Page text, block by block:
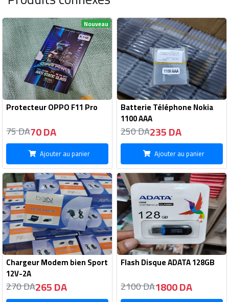
Nouveau
Protecteur OPPO F11 Pro
75 DA70 DA
Ajouter au panier
Batterie Téléphone Nokia
1100 AAA
250 DA235 DA
Ajouter au panier
Chargeur Modem bien Sport
12V-2A
270 DA265 DA
Flash Disque ADATA 128GB
2100 DA1800 DA